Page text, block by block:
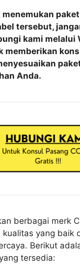
tersebut,
kami melalui
memberikan
Anda.
berbagai merk
yang baik
Berikut
tersedia: